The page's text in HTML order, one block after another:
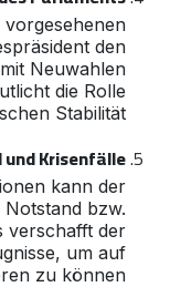
vorgesehenen
den
Neuwahlen
die Rolle
Stabilität.
Krisenfälle:
kann der
Notstand bzw.
verschafft der
um auf
zu können.